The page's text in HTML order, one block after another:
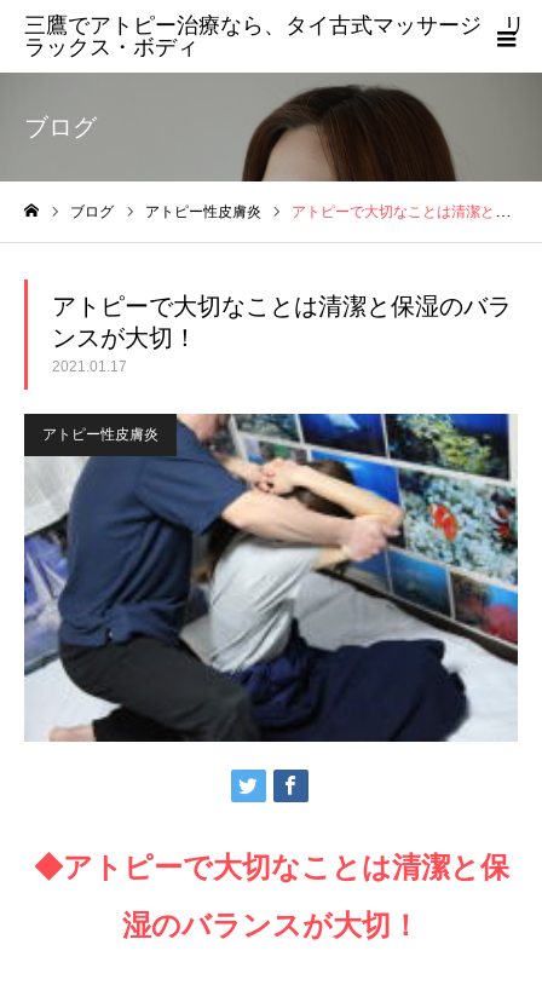
三鷹でアトピー治療なら、タイ古式マッサージ リ
ラックス・ボディ
ブログ
ブログ アトピー性皮膚炎 アトピーで大切なことは清潔と保湿のバランスが大切！
アトピーで大切なことは清潔と保湿のバラ
ンスが大切！
2021.01.17
アトピー性皮膚炎
◆アトピーで大切なことは清潔と保
湿のバランスが大切！